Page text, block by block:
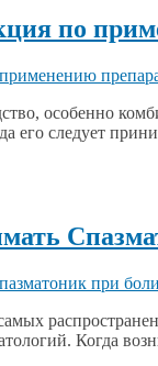
по
особенно
его следует
Когда